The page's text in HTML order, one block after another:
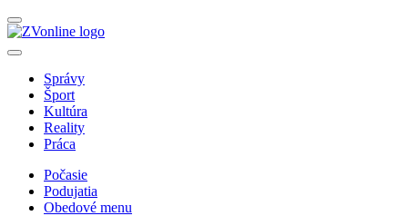
Správy
Šport
Kultúra
Reality
Práca
Počasie
Podujatia
Obedové menu